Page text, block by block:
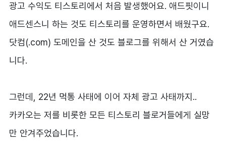
광고 수익도 티스토리에서 처음 발생했어요. 애드핏이니
애드센스니 하는 것도 티스토리를 운영하면서 배웠구요.
닷컴(.com) 도메인을 산 것도 블로그를 위해서 산 거였습
니다.
그런데, 22년 먹통 사태에 이어 자체 광고 사태까지..
카카오는 저를 비롯한 모든 티스토리 블로거들에게 실망
만 안겨주었습니다.